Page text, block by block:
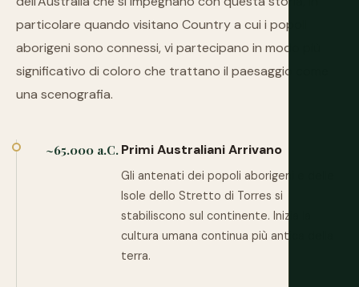
particolare quando visitano Country a cui i popoli
aborigeni sono connessi, vi partecipano in modo più
significativo di coloro che trattano il paesaggio come
una scenografia.
~65.000 a.C. Primi Australiani Arrivano
Gli antenati dei popoli aborigeni e delle
Isole dello Stretto di Torres si
stabiliscono sul continente. Inizia la
cultura umana continua più antica della
terra.